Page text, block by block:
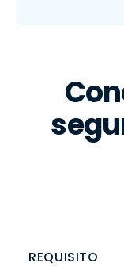
REQUISITO